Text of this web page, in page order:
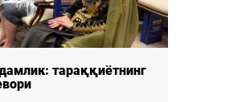
тараққиётнинг